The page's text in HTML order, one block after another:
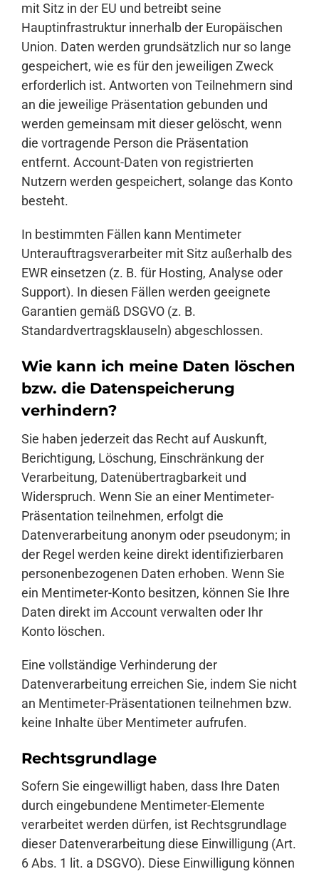
mit Sitz in der EU und betreibt seine
Hauptinfrastruktur innerhalb der Europäischen
Union. Daten werden grundsätzlich nur so lange
gespeichert, wie es für den jeweiligen Zweck
erforderlich ist. Antworten von Teilnehmern sind
an die jeweilige Präsentation gebunden und
werden gemeinsam mit dieser gelöscht, wenn
die vortragende Person die Präsentation
entfernt. Account-Daten von registrierten
Nutzern werden gespeichert, solange das Konto
besteht.
In bestimmten Fällen kann Mentimeter
Unterauftragsverarbeiter mit Sitz außerhalb des
EWR einsetzen (z. B. für Hosting, Analyse oder
Support). In diesen Fällen werden geeignete
Garantien gemäß DSGVO (z. B.
Standardvertragsklauseln) abgeschlossen.
Wie kann ich meine Daten löschen
bzw. die Datenspeicherung
verhindern?
Sie haben jederzeit das Recht auf Auskunft,
Berichtigung, Löschung, Einschränkung der
Verarbeitung, Datenübertragbarkeit und
Widerspruch. Wenn Sie an einer Mentimeter-
Präsentation teilnehmen, erfolgt die
Datenverarbeitung anonym oder pseudonym; in
der Regel werden keine direkt identifizierbaren
personenbezogenen Daten erhoben. Wenn Sie
ein Mentimeter-Konto besitzen, können Sie Ihre
Daten direkt im Account verwalten oder Ihr
Konto löschen.
Eine vollständige Verhinderung der
Datenverarbeitung erreichen Sie, indem Sie nicht
an Mentimeter-Präsentationen teilnehmen bzw.
keine Inhalte über Mentimeter aufrufen.
Rechtsgrundlage
Sofern Sie eingewilligt haben, dass Ihre Daten
durch eingebundene Mentimeter-Elemente
verarbeitet werden dürfen, ist Rechtsgrundlage
dieser Datenverarbeitung diese Einwilligung (Art.
6 Abs. 1 lit. a DSGVO). Diese Einwilligung können